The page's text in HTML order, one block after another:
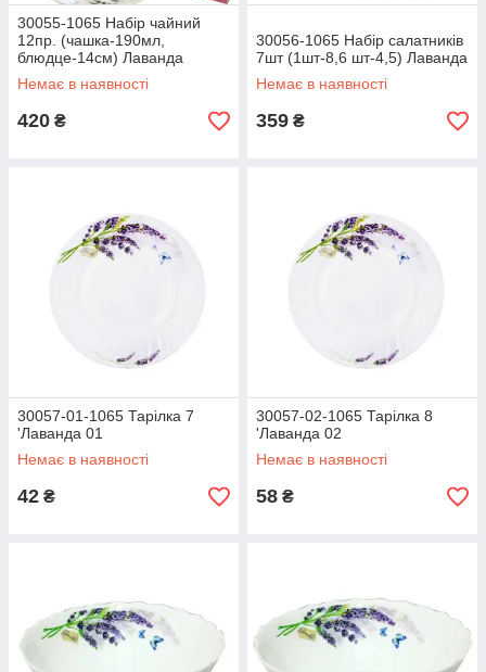
30055-1065 Набір чайний
12пр. (чашка-190мл,
блюдце-14см) Лаванда
Немає в наявності
420 ₴
30056-1065 Набір салатників
7шт (1шт-8,6 шт-4,5) Лаванда
Немає в наявності
359 ₴
30057-01-1065 Тарілка 7
'Лаванда 01
Немає в наявності
42 ₴
30057-02-1065 Тарілка 8
'Лаванда 02
Немає в наявності
58 ₴